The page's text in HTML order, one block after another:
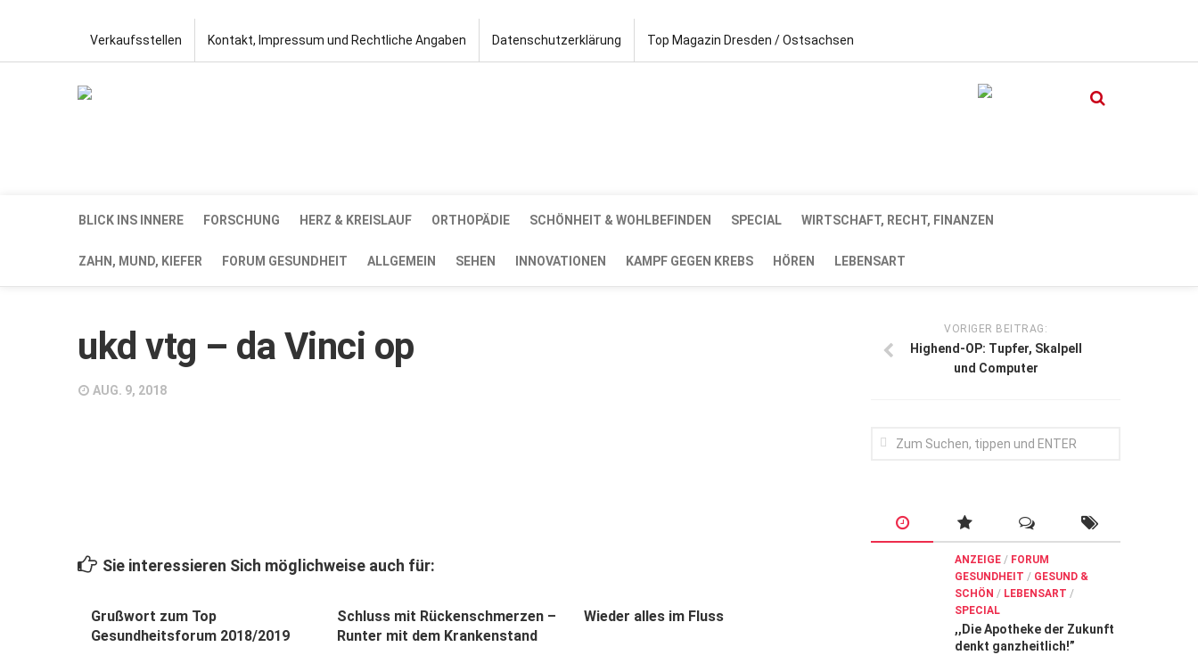
Verkaufsstellen Kontakt, Impressum und Rechtliche Angaben Datenschutzerklärung Top Magazin Dresden / Ostsachsen
BLICK INS INNERE FORSCHUNG HERZ & KREISLAUF ORTHOPÄDIE SCHÖNHEIT & WOHLBEFINDEN SPECIAL WIRTSCHAFT, RECHT, FINANZEN
ZAHN, MUND, KIEFER FORUM GESUNDHEIT ALLGEMEIN SEHEN INNOVATIONEN KAMPF GEGEN KREBS HÖREN LEBENSART
ukd vtg – da Vinci op
AUG. 9, 2018
Sie interessieren Sich möglichweise auch für:
Grußwort zum Top
Gesundheitsforum 2018/2019
Schluss mit Rückenschmerzen –
Runter mit dem Krankenstand
Wieder alles im Fluss
VORIGER BEITRAG:
Highend-OP: Tupfer, Skalpell
und Computer
ANZEIGE / FORUM
GESUNDHEIT / GESUND &
SCHÖN / LEBENSART /
SPECIAL
,,Die Apotheke der Zukunft
denkt ganzheitlich!”